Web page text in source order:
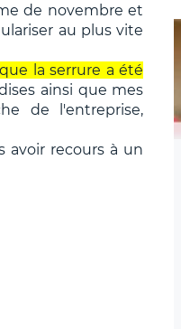
de novembre et
au plus vite
la serrure a été
ainsi que mes
de l'entreprise,
avoir recours à un